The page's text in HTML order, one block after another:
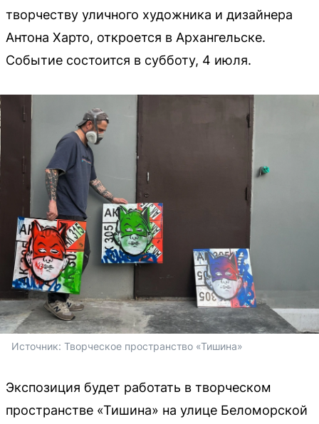
творчеству уличного художника и дизайнера
Антона Харто, откроется в Архангельске.
Событие состоится в субботу, 4 июля.
Источник: Творческое пространство «Тишина»
Экспозиция будет работать в творческом
пространстве «Тишина» на улице Беломорской